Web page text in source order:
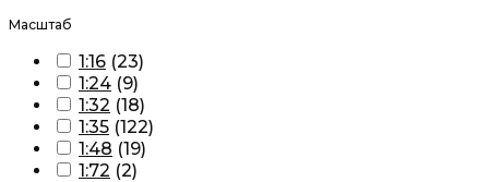
Масштаб
1:16 (23)
1:24 (9)
1:32 (18)
1:35 (122)
1:48 (19)
1:72 (2)